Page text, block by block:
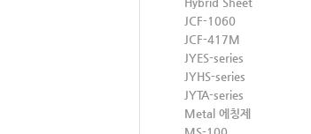
JCF-1060
JCF-417M
JYES-series
JYHS-series
JYTA-series
Metal 에칭제